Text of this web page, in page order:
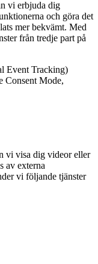
vi erbjuda dig
och göra det
mer bekvämt. Med
från tredje part på
Event Tracking)
Consent Mode,
vi visa dig videor eller
av externa
vi följande tjänster